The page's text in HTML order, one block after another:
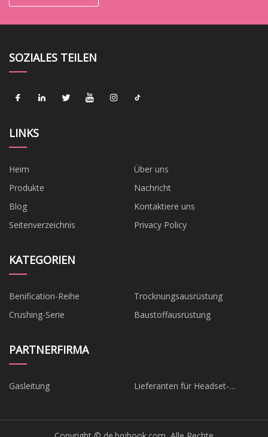
SOZIALES TEILEN
LINKS
Heim
Über uns
Produkte
Nachricht
Blog
Kontaktiere uns
Seitenverzeichnis
Privacy Policy
KATEGORIEN
Benification-Reihe
Trocknungsausrüstung
Crushing-Serie
Baustoffausrüstung
PARTNERFIRMA
Gasleitung
Lieferanten für Headset-